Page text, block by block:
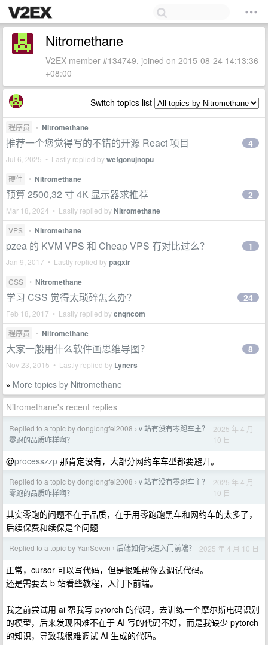
Nitromethane
V2EX member #134749, joined on 2015-08-24 14:13:36
+08:00
Switch topics list
程序员 • Nitromethane
推荐一个您觉得写的不错的开源 React 项目
Jul 6, 2025 • Lastly replied bywefgonujnopu
4
硬件 • Nitromethane
预算 2500,32 寸 4K 显示器求推荐
Mar 18, 2024 • Lastly replied byNitromethane
2
VPS • Nitromethane
pzea 的 KVM VPS 和 Cheap VPS 有对比过么？
Jan 9, 2017 • Lastly replied bypagxir
1
CSS • Nitromethane
学习 CSS 觉得太琐碎怎么办？
Feb 18, 2017 • Lastly replied bycnqncom
24
程序员 • Nitromethane
大家一般用什么软件画思维导图？
Nov 23, 2015 • Lastly replied by Lyners
8
» More topics by Nitromethane
Nitromethane's recent replies
Replied to a topic by donglongfei2008 › v 站有没有零跑车主？
零跑的品质咋样啊？
2025 年 4 月
10 日
@processzzp 那肯定没有，大部分网约车车型都要避开。
Replied to a topic by donglongfei2008 › v 站有没有零跑车主？
零跑的品质咋样啊？
2025 年 4 月
10 日
其实零跑的问题不在于品质，在于用零跑跑黑车和网约车的太多了，
后续保费和续保是个问题
Replied to a topic by YanSeven › 后端如何快速入门前端？ 2025 年 4 月 10 日
正常，cursor 可以写代码，但是很难帮你去调试代码。
还是需要去 b 站看些教程，入门下前端。
我之前尝试用 ai 帮我写 pytorch 的代码，去训练一个摩尔斯电码识别
的模型，后来发现困难不在于 AI 写的代码不好，而是我缺少 pytorch
的知识，导致我很难调试 AI 生成的代码。